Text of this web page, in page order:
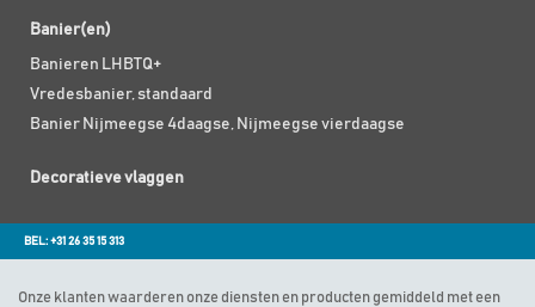
Banier(en)
Banieren LHBTQ+
Vredesbanier, standaard
Banier Nijmeegse 4daagse, Nijmeegse vierdaagse
Decoratieve vlaggen
BEL: +31 26 35 15 313
Onze klanten waarderen onze diensten en producten gemiddeld met een